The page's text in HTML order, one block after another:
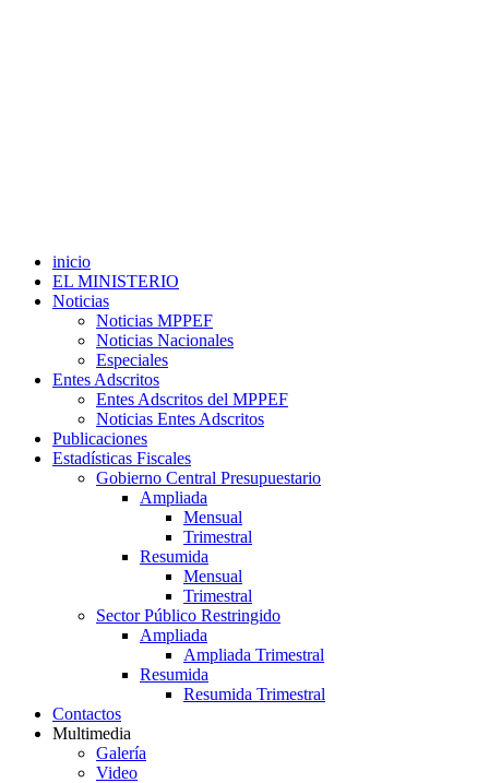
inicio
EL MINISTERIO
Noticias
Noticias MPPEF
Noticias Nacionales
Especiales
Entes Adscritos
Entes Adscritos del MPPEF
Noticias Entes Adscritos
Publicaciones
Estadísticas Fiscales
Gobierno Central Presupuestario
Ampliada
Mensual
Trimestral
Resumida
Mensual
Trimestral
Sector Público Restringido
Ampliada
Ampliada Trimestral
Resumida
Resumida Trimestral
Contactos
Multimedia
Galería
Video